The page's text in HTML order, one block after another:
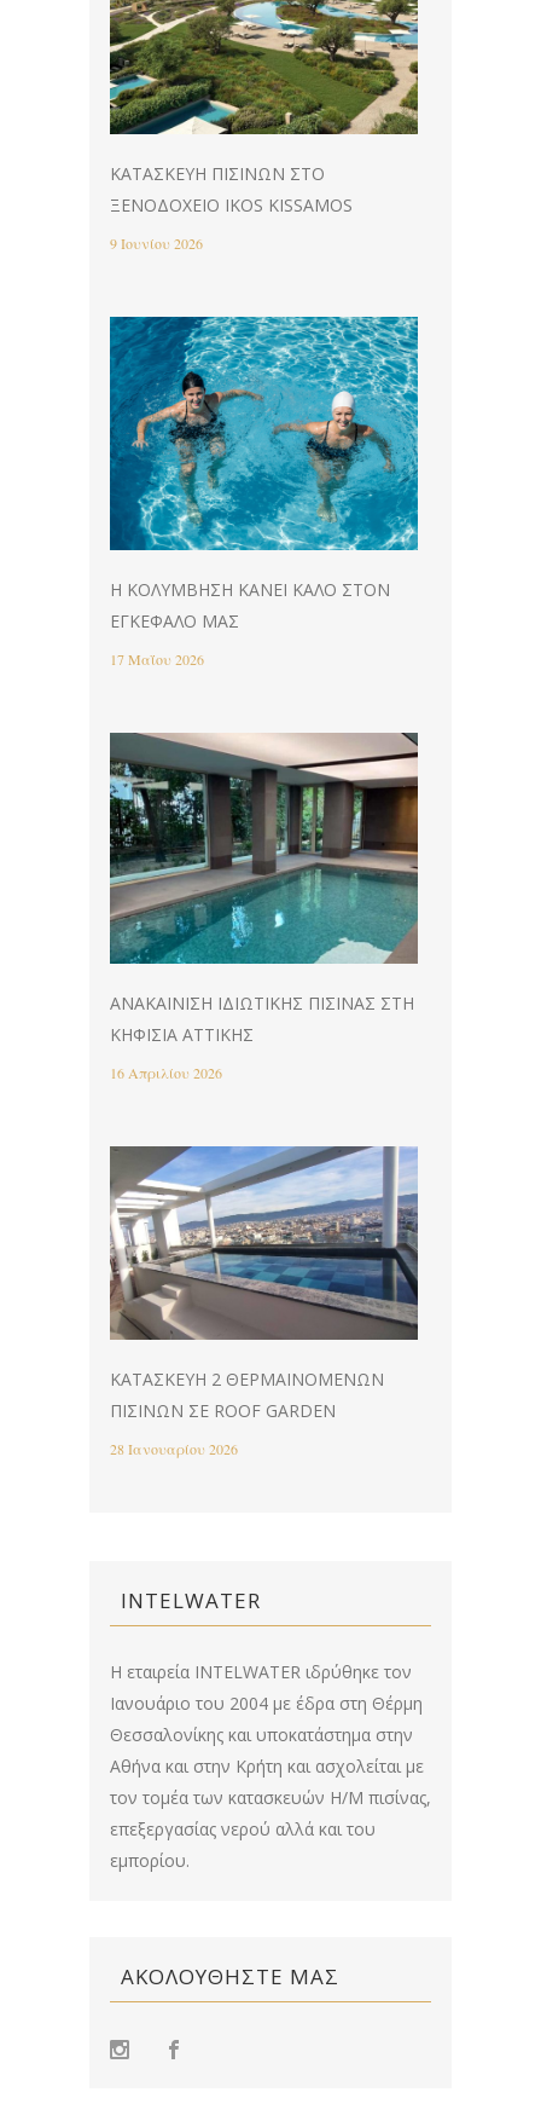
ΚΑΤΑΣΚΕΥΉ ΠΙΣΊΝΩΝ ΣΤΟ
ΞΕΝΟΔΟΧΕΊΟ IKOS KISSAMOS
9 Ιουνίου 2026
Η ΚΟΛΎΜΒΗΣΗ ΚΆΝΕΙ ΚΑΛΌ ΣΤΟΝ
ΕΓΚΈΦΑΛΌ ΜΑΣ
17 Μαΐου 2026
ΑΝΑΚΑΊΝΙΣΗ ΙΔΙΩΤΙΚΉΣ ΠΙΣΊΝΑΣ ΣΤΗ
ΚΗΦΙΣΙΆ ΑΤΤΙΚΉΣ
16 Απριλίου 2026
ΚΑΤΑΣΚΕΥΉ 2 ΘΕΡΜΑΙΝΌΜΕΝΩΝ
ΠΙΣΊΝΩΝ ΣΕ ROOF GARDEN
28 Ιανουαρίου 2026
INTELWATER
Η εταιρεία INTELWATER ιδρύθηκε τον
Ιανουάριο του 2004 με έδρα στη Θέρμη
Θεσσαλονίκης και υποκατάστημα στην
Αθήνα και στην Κρήτη και ασχολείται με
τον τομέα των κατασκευών Η/Μ πισίνας,
επεξεργασίας νερού αλλά και του
εμπορίου.
ΑΚΟΛΟΥΘΉΣΤΕ ΜΑΣ